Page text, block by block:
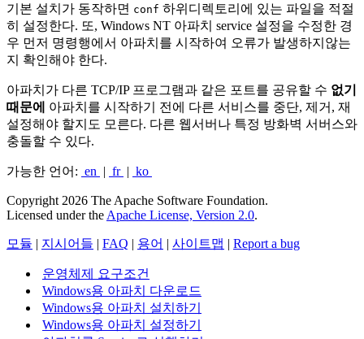
기본 설치가 동작하면 conf 하위디렉토리에 있는 파일을 적절
히 설정한다. 또, Windows NT 아파치 service 설정을 수정한 경
우 먼저 명령행에서 아파치를 시작하여 오류가 발생하지않는
지 확인해야 한다.
아파치가 다른 TCP/IP 프로그램과 같은 포트를 공유할 수 없기
때문에
아파치를 시작하기 전에 다른 서비스를 중단, 제거, 재
설정해야 할지도 모른다. 다른 웹서버나 특정 방화벽 서버스와
충돌할 수 있다.
가능한 언어: en | fr | ko
Copyright 2026 The Apache Software Foundation.
Licensed under the Apache License, Version 2.0.
모듈 | 지시어들 | FAQ | 용어 | 사이트맵 | Report a bug
운영체제 요구조건
Windows용 아파치 다운로드
Windows용 아파치 설치하기
Windows용 아파치 설정하기